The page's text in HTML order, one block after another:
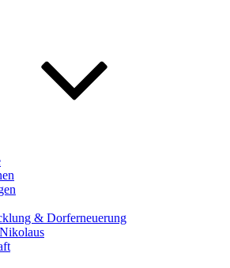
& Dorferneuerung